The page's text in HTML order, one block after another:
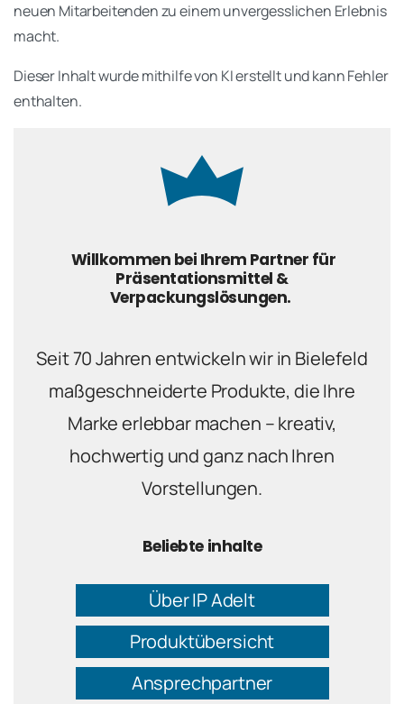
neuen Mitarbeitenden zu einem unvergesslichen Erlebnis
macht.
Dieser Inhalt wurde mithilfe von KI erstellt und kann Fehler
enthalten.
Willkommen bei Ihrem Partner für
Präsentationsmittel &
Verpackungslösungen.
Seit 70 Jahren entwickeln wir in Bielefeld
maßgeschneiderte Produkte, die Ihre
Marke erlebbar machen – kreativ,
hochwertig und ganz nach Ihren
Vorstellungen.
Beliebte inhalte
Über IP Adelt
Produktübersicht
Ansprechpartner